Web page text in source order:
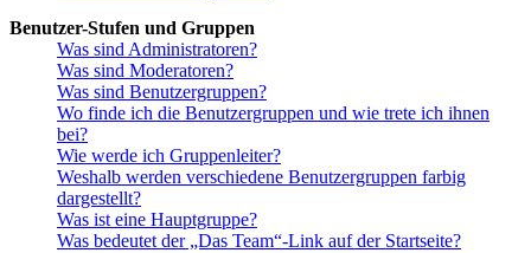
Benutzer-Stufen und Gruppen
Was sind Administratoren?
Was sind Moderatoren?
Was sind Benutzergruppen?
Wo finde ich die Benutzergruppen und wie trete ich ihnen
bei?
Wie werde ich Gruppenleiter?
Weshalb werden verschiedene Benutzergruppen farbig
dargestellt?
Was ist eine Hauptgruppe?
Was bedeutet der „Das Team“-Link auf der Startseite?